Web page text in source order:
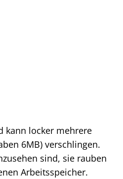
kann locker mehrere
6MB) verschlingen.
sind, sie rauben
Arbeitsspeicher.